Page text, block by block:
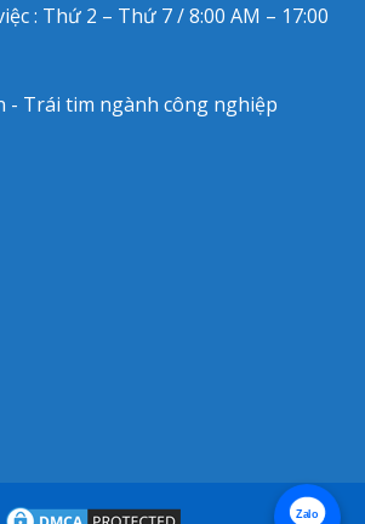
: Thứ 2 – Thứ 7 / 8:00 AM – 17:00
- Trái tim ngành công nghiệp
Zalo